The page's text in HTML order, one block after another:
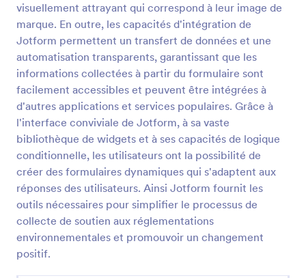
visuellement attrayant qui correspond à leur image de
marque. En outre, les capacités d'intégration de
Jotform permettent un transfert de données et une
automatisation transparents, garantissant que les
informations collectées à partir du formulaire sont
facilement accessibles et peuvent être intégrées à
d'autres applications et services populaires. Grâce à
l'interface conviviale de Jotform, à sa vaste
bibliothèque de widgets et à ses capacités de logique
conditionnelle, les utilisateurs ont la possibilité de
créer des formulaires dynamiques qui s'adaptent aux
réponses des utilisateurs. Ainsi Jotform fournit les
outils nécessaires pour simplifier le processus de
collecte de soutien aux réglementations
environnementales et promouvoir un changement
positif.